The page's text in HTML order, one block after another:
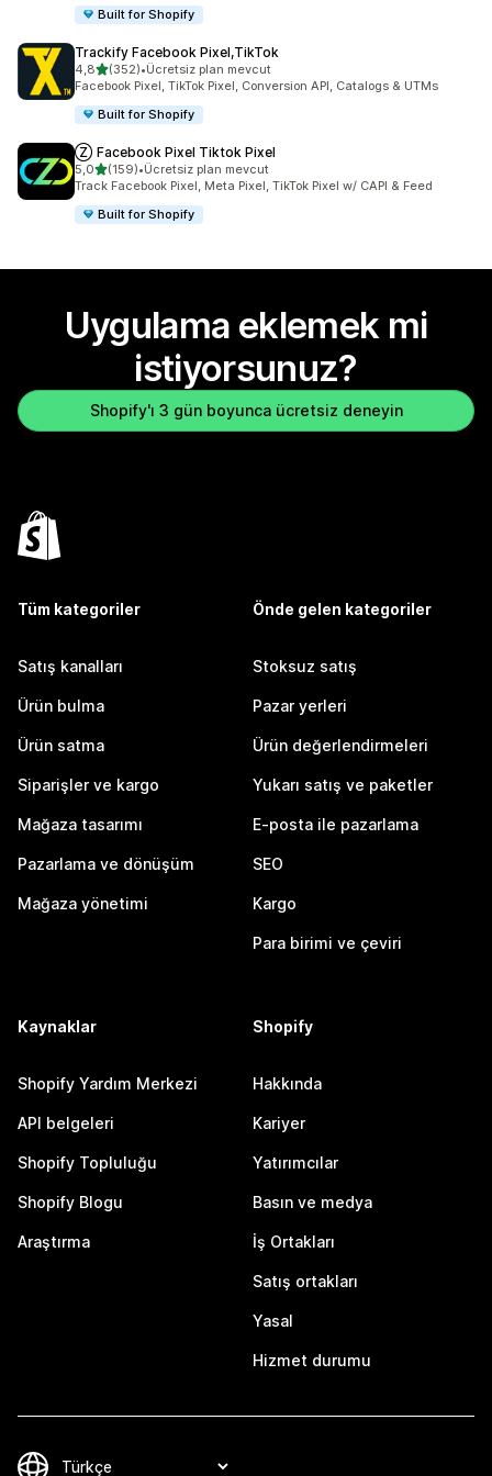
Built for Shopify
Trackify Facebook Pixel,TikTok
4,85 yıldız üzerinden
(352)
toplam 352 değerlendirme
•Ücretsiz plan mevcut
Facebook Pixel, TikTok Pixel, Conversion API, Catalogs & UTMs
Built for Shopify
Ⓩ Facebook Pixel Tiktok Pixel
5,05 yıldız üzerinden
(159)
toplam 159 değerlendirme
•Ücretsiz plan mevcut
Track Facebook Pixel, Meta Pixel, TikTok Pixel w/ CAPI & Feed
Built for Shopify
Uygulama eklemek mi
istiyorsunuz?
Shopify'ı 3 gün boyunca ücretsiz deneyin
Tüm kategoriler
Satış kanalları
Ürün bulma
Ürün satma
Siparişler ve kargo
Mağaza tasarımı
Pazarlama ve dönüşüm
Mağaza yönetimi
Önde gelen kategoriler
Stoksuz satış
Pazar yerleri
Ürün değerlendirmeleri
Yukarı satış ve paketler
E-posta ile pazarlama
SEO
Kargo
Para birimi ve çeviri
Kaynaklar
Shopify Yardım Merkezi
API belgeleri
Shopify Topluluğu
Shopify Blogu
Araştırma
Shopify
Hakkında
Kariyer
Yatırımcılar
Basın ve medya
İş Ortakları
Satış ortakları
Yasal
Hizmet durumu